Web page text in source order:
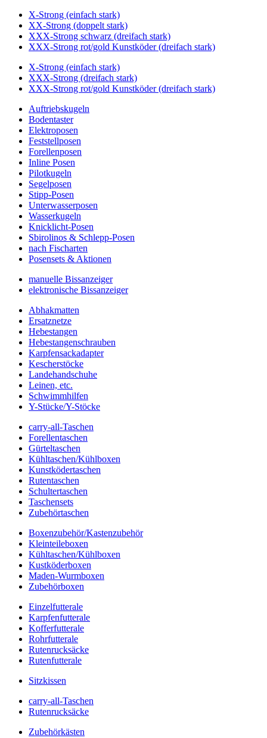
X-Strong (einfach stark)
XX-Strong (doppelt stark)
XXX-Strong schwarz (dreifach stark)
XXX-Strong rot/gold Kunstköder (dreifach stark)
X-Strong (einfach stark)
XXX-Strong (dreifach stark)
XXX-Strong rot/gold Kunstköder (dreifach stark)
Auftriebskugeln
Bodentaster
Elektroposen
Feststellposen
Forellenposen
Inline Posen
Pilotkugeln
Segelposen
Stipp-Posen
Unterwasserposen
Wasserkugeln
Knicklicht-Posen
Sbirolinos & Schlepp-Posen
nach Fischarten
Posensets & Aktionen
manuelle Bissanzeiger
elektronische Bissanzeiger
Abhakmatten
Ersatznetze
Hebestangen
Hebestangenschrauben
Karpfensackadapter
Kescherstöcke
Landehandschuhe
Leinen, etc.
Schwimmhilfen
Y-Stücke/Y-Stöcke
carry-all-Taschen
Forellentaschen
Gürteltaschen
Kühltaschen/Kühlboxen
Kunstködertaschen
Rutentaschen
Schultertaschen
Taschensets
Zubehörtaschen
Boxenzubehör/Kastenzubehör
Kleinteileboxen
Kühltaschen/Kühlboxen
Kustköderboxen
Maden-Wurmboxen
Zubehörboxen
Einzelfutterale
Karpfenfutterale
Kofferfutterale
Rohrfutterale
Rutenrucksäcke
Rutenfutterale
Sitzkissen
carry-all-Taschen
Rutenrucksäcke
Zubehörkästen